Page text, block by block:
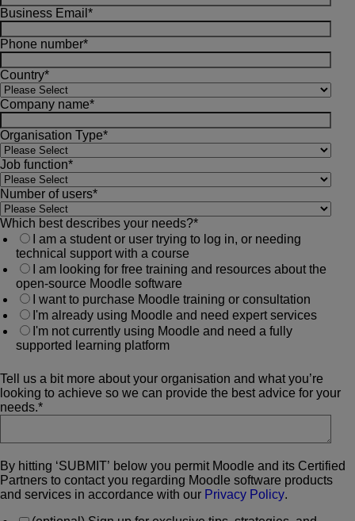
Business Email *
Phone number*
Country*
Company name*
Organisation Type*
Job function*
Number of users*
Which best describes your needs?*
I am a student or user trying to log in, or needing
technical support with a course
I am looking for free training and resources about the
open-source Moodle software
I want to purchase Moodle training or consultation
I'm already using Moodle and need expert services
I'm not currently using Moodle and need a fully
supported learning platform
Tell us a bit more about your organisation and what you’re
looking to achieve so we can provide the best advice for your
needs.*
By hitting ‘SUBMIT’ below you permit Moodle and its Certified
Partners to contact you regarding Moodle software products
and services in accordance with our Privacy Policy.